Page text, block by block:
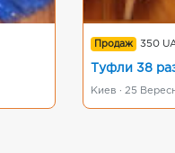
Продаж 350
Туфли 38
Киев · 25